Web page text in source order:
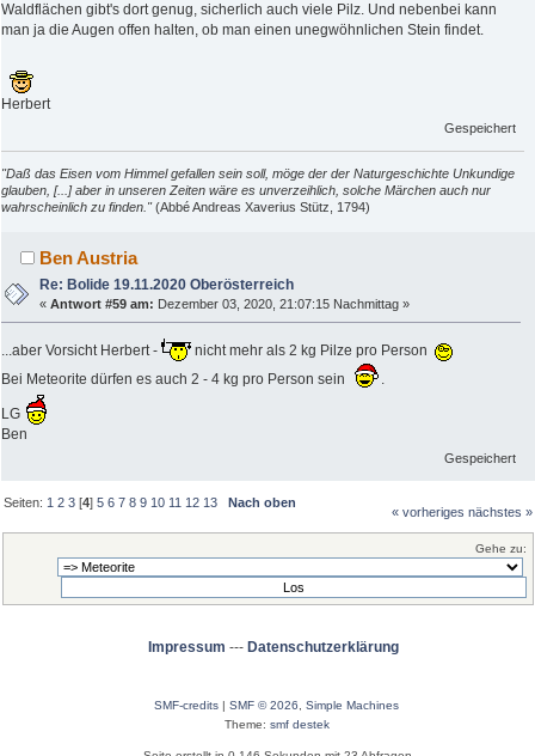
Waldflächen gibt's dort genug, sicherlich auch viele Pilz. Und nebenbei kann
man ja die Augen offen halten, ob man einen unegwöhnlichen Stein findet.
Herbert
Gespeichert
"Daß das Eisen vom Himmel gefallen sein soll, möge der der Naturgeschichte Unkundige
glauben, [...] aber in unseren Zeiten wäre es unverzeihlich, solche Märchen auch nur
wahrscheinlich zu finden."(Abbé Andreas Xaverius Stütz, 1794)
Ben Austria
Re: Bolide 19.11.2020 Oberösterreich
«Antwort #59 am: Dezember 03, 2020, 21:07:15 Nachmittag »
...aber Vorsicht Herbert -
nicht mehr als 2 kg Pilze pro Person
Bei Meteorite dürfen es auch 2 - 4 kg pro Person sein
LG
Ben
Gespeichert
Seiten: 1 2 3 [4]5 6 7 8 9 10 11 12 13 Nach oben
« vorheriges nächstes »
Gehe zu:
Impressum --- Datenschutzerklärung
SMF-credits | SMF © 2026
Simple Machines
Theme: smf destek